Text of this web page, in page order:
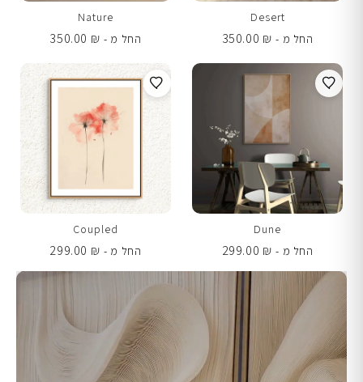
Desert
החל מ -
350.00 ₪
Nature
החל מ -
350.00 ₪
Dune
החל מ -
299.00 ₪
Coupled
החל מ -
299.00 ₪